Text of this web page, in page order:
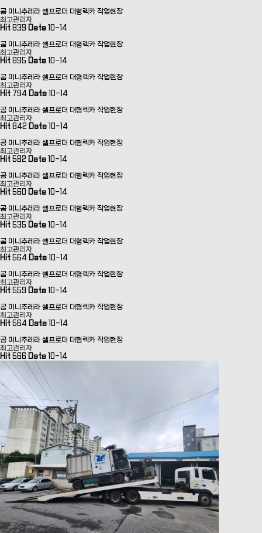
곰 미니추레라 셀프로더 대형렉카 작업현장
최고관리자
Hit 839 Date 10-14
곰 미니추레라 셀프로더 대형렉카 작업현장
최고관리자
Hit 895 Date 10-14
곰 미니추레라 셀프로더 대형렉카 작업현장
최고관리자
Hit 794 Date 10-14
곰 미니추레라 셀프로더 대형렉카 작업현장
최고관리자
Hit 842 Date 10-14
곰 미니추레라 셀프로더 대형렉카 작업현장
최고관리자
Hit 582 Date 10-14
곰 미니추레라 셀프로더 대형렉카 작업현장
최고관리자
Hit 560 Date 10-14
곰 미니추레라 셀프로더 대형렉카 작업현장
최고관리자
Hit 535 Date 10-14
곰 미니추레라 셀프로더 대형렉카 작업현장
최고관리자
Hit 564 Date 10-14
곰 미니추레라 셀프로더 대형렉카 작업현장
최고관리자
Hit 559 Date 10-14
곰 미니추레라 셀프로더 대형렉카 작업현장
최고관리자
Hit 564 Date 10-14
곰 미니추레라 셀프로더 대형렉카 작업현장
최고관리자
Hit 566 Date 10-14